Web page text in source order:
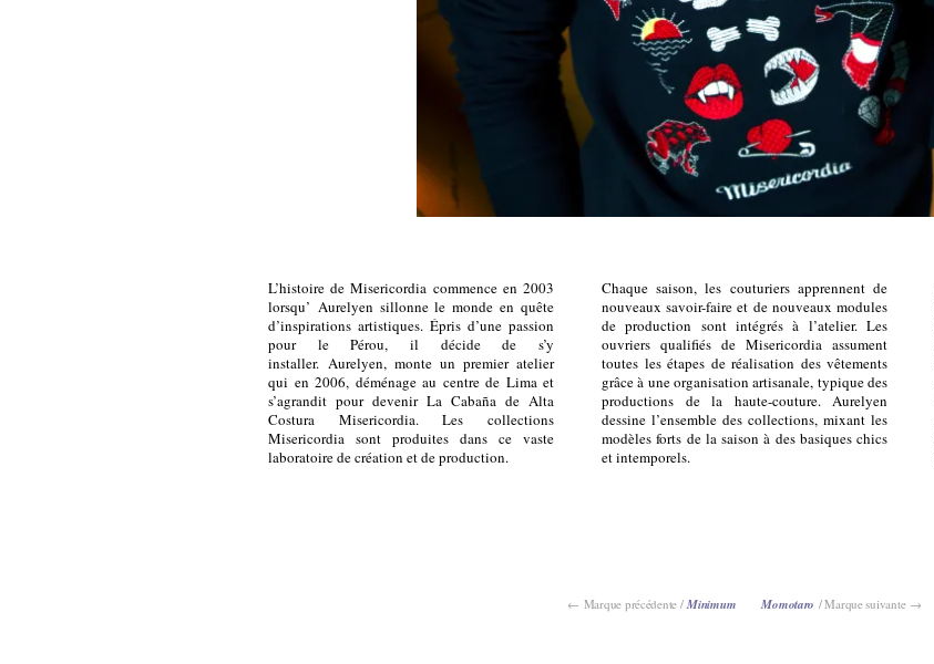
L’histoire de Misericordia commence en 2003
lorsqu’ Aurelyen sillonne le monde en quête
d’inspirations artistiques. Épris d’une passion
pour le Pérou, il décide de s’y
installer. Aurelyen, monte un premier atelier
qui en 2006, déménage au centre de Lima et
s’agrandit pour devenir La Cabaña de Alta
Costura Misericordia.Les collections
Misericordia sont produites dans ce vaste
laboratoire de création et de production.
Chaque saison, les couturiers apprennent de
nouveaux savoir-faire et de nouveaux modules
de production sont intégrés à l’atelier. Les
ouvriers qualifiés de Misericordia assument
toutes les étapes de réalisation des vêtements
grâce à une organisation artisanale, typique des
productions de la haute-couture. Aurelyen
dessine l’ensemble des collections, mixant les
modèles forts de la saison à des basiques chics
et intemporels.
← Marque précédente /Minimum Momotaro / Marque suivante →